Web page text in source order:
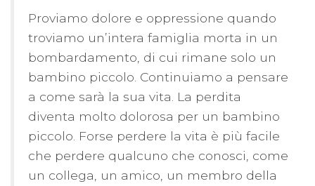
Proviamo dolore e oppressione quando
troviamo un’intera famiglia morta in un
bombardamento, di cui rimane solo un
bambino piccolo. Continuiamo a pensare
a come sarà la sua vita. La perdita
diventa molto dolorosa per un bambino
piccolo. Forse perdere la vita è più facile
che perdere qualcuno che conosci, come
un collega, un amico, un membro della